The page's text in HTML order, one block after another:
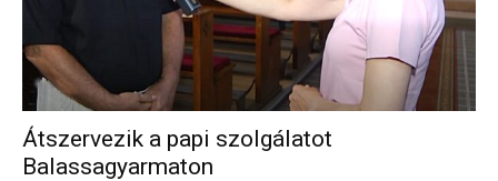
Átszervezik a papi szolgálatot
Balassagyarmaton